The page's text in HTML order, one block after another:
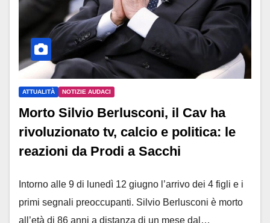
ATTUALITÀ NOTIZIE AUDACI
Morto Silvio Berlusconi, il Cav ha
rivoluzionato tv, calcio e politica: le
reazioni da Prodi a Sacchi
Intorno alle 9 di lunedì 12 giugno l’arrivo dei 4 figli e i
primi segnali preoccupanti. Silvio Berlusconi è morto
all’età di 86 anni a distanza di un mese dal…